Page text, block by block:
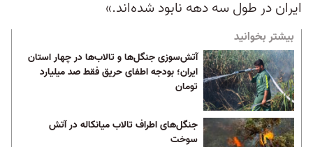
ایران در طول سه دهه نابود شده‌اند.»
بیشتر بخوانید
آتش‌سوزی جنگل‌ها و تالاب‌ها در چهار استان
ایران؛ بودجه اطفای حریق فقط صد میلیارد
تومان
جنگل‌های‌ اطراف تالاب میانکاله در آتش
سوخت